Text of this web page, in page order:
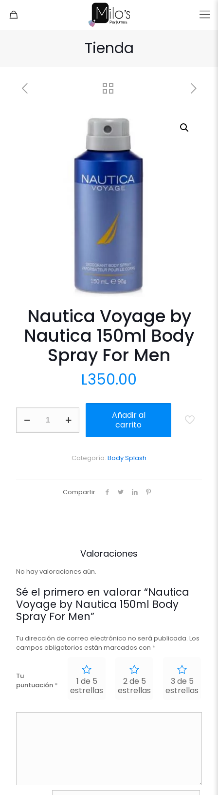
Tienda
Nautica Voyage by
Nautica 150ml Body
Spray For Men
L350.00
Voyage
by
Añadir al
carrito
Categoría: Body Splash
Compartir
Valoraciones
No hay valoraciones aún.
Sé el primero en valorar “Nautica
Voyage by Nautica 150ml Body
Spray For Men”
Tu dirección de correo electrónico no será publicada. Los
campos obligatorios están marcados con *
Tu
puntuación *
1 de 5
estrellas
2 de 5
estrellas
3 de 5
estrellas